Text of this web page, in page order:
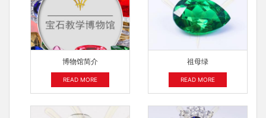
博物馆简介
READ MORE
祖母绿
READ MORE